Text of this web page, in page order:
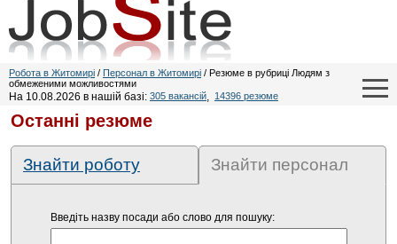
Робота в Житомирі / Персонал в Житомирі / Резюме в рубриці Людям з
обмеженими можливостями
На 10.08.2026 в нашій базі: 305 вакансій, 14396 резюме
Останні резюме
Знайти роботу Знайти персонал
Введіть назву посади або слово для пошуку: